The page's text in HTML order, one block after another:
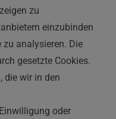
zu
einzubinden
analysieren. Die
gesetzte Cookies.
die wir in den
oder